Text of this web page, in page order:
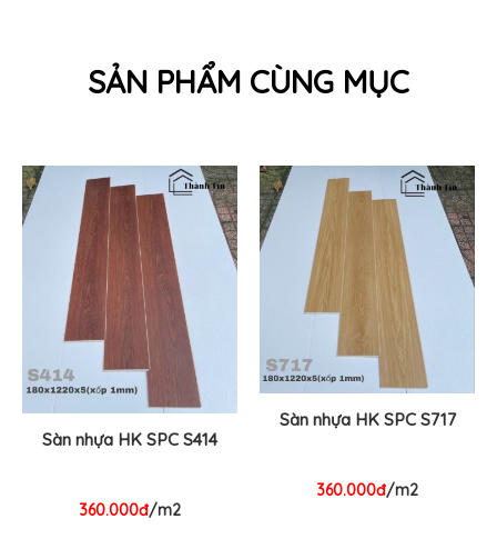
SẢN PHẨM CÙNG MỤC
Sàn nhựa HK SPC S414
360.000đ/m2
Sàn nhựa HK SPC S717
360.000đ/m2